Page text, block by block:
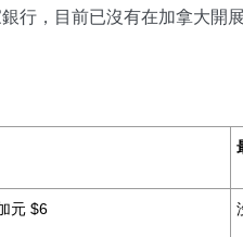
行，目前已沒有在加拿大開
元 $6